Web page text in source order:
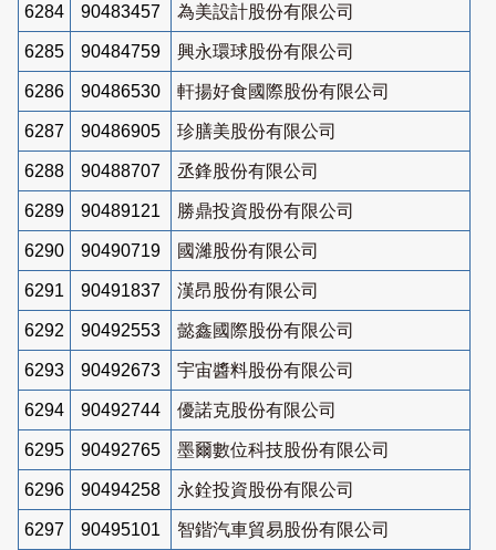
6284 90483457 為美設計股份有限公司
6285 90484759 興永環球股份有限公司
6286 90486530 軒揚好食國際股份有限公司
6287 90486905 珍膳美股份有限公司
6288 90488707 丞鋒股份有限公司
6289 90489121 勝鼎投資股份有限公司
6290 90490719 國濰股份有限公司
6291 90491837 漢昂股份有限公司
6292 90492553 懿鑫國際股份有限公司
6293 90492673 宇宙醬料股份有限公司
6294 90492744 優諾克股份有限公司
6295 90492765 墨爾數位科技股份有限公司
6296 90494258 永銓投資股份有限公司
6297 90495101 智鍇汽車貿易股份有限公司